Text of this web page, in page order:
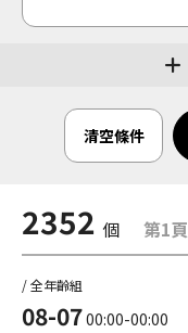
清空條件
2352 個 第1頁
08-0700:00-00:00
/ 全年齡組